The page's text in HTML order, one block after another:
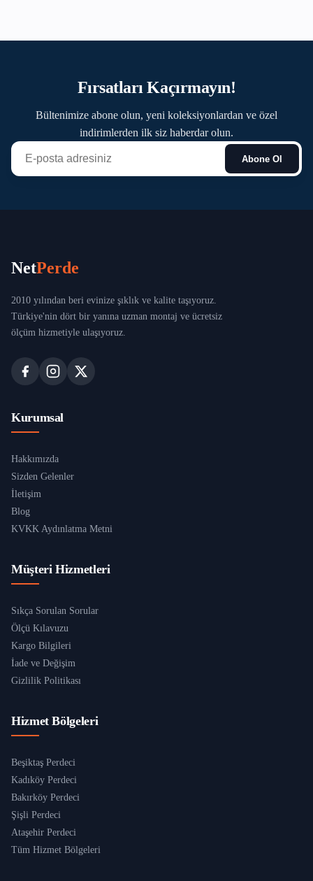
Fırsatları Kaçırmayın!
Bültenimize abone olun, yeni koleksiyonlardan ve özel
indirimlerden ilk siz haberdar olun.
Abone Ol
NetPerde
2010 yılından beri evinize şıklık ve kalite taşıyoruz.
Türkiye'nin dört bir yanına uzman montaj ve ücretsiz
ölçüm hizmetiyle ulaşıyoruz.
Kurumsal
Hakkımızda
Sizden Gelenler
İletişim
Blog
KVKK Aydınlatma Metni
Müşteri Hizmetleri
Sıkça Sorulan Sorular
Ölçü Kılavuzu
Kargo Bilgileri
İade ve Değişim
Gizlilik Politikası
Hizmet Bölgeleri
Beşiktaş Perdeci
Kadıköy Perdeci
Bakırköy Perdeci
Şişli Perdeci
Ataşehir Perdeci
Tüm Hizmet Bölgeleri